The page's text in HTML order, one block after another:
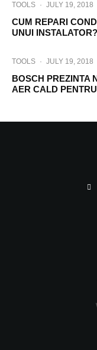
TOOLS · JULY 19, 2018
CUM REPARI
UNUI INSTALATOR?
TOOLS · JULY 19, 2018
BOSCH PREZINTA
AER CALD